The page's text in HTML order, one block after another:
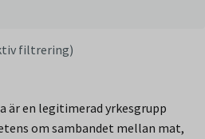
filtrering)
är en legitimerad yrkesgrupp
om sambandet mellan mat,